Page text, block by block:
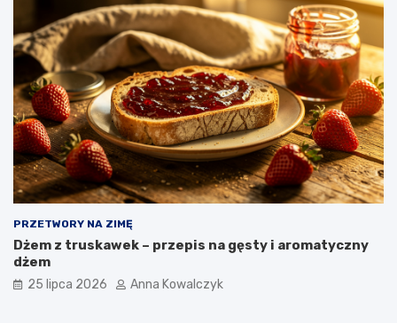
PRZETWORY NA ZIMĘ
Dżem z truskawek – przepis na gęsty i aromatyczny
dżem
25 lipca 2026 Anna Kowalczyk